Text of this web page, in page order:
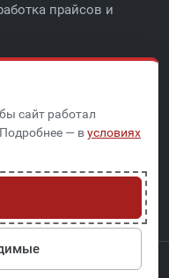
прайсов и
сайт работал
— вусловиях